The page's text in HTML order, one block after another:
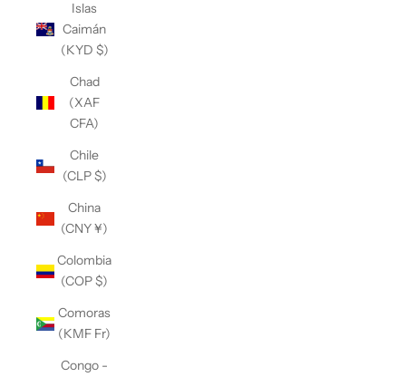
Islas
Caimán
(KYD $)
Chad
(XAF
CFA)
Chile
(CLP $)
China
(CNY ¥)
Colombia
(COP $)
Comoras
(KMF Fr)
Congo -